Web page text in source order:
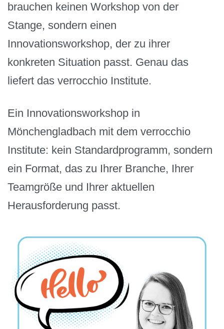
brauchen keinen Workshop von der
Stange, sondern einen
Innovationsworkshop, der zu ihrer
konkreten Situation passt. Genau das
liefert das verrocchio Institute.
Ein Innovationsworkshop in
Mönchengladbach mit dem verrocchio
Institute: kein Standardprogramm, sondern
ein Format, das zu Ihrer Branche, Ihrer
Teamgröße und Ihrer aktuellen
Herausforderung passt.